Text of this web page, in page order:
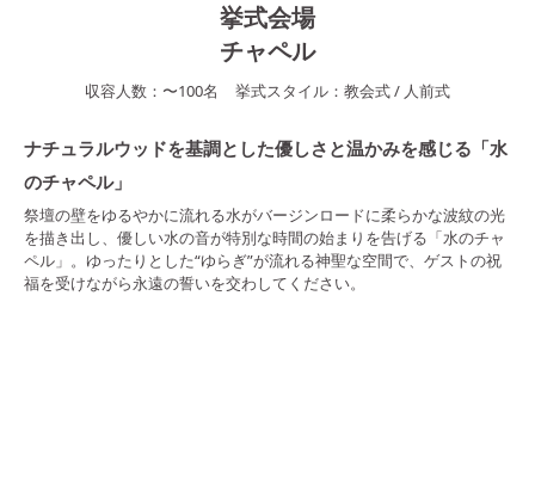
挙式会場
チャペル
収容人数： 〜100名 挙式スタイル： 教会式/ 人前式
ナチュラルウッドを基調とした優しさと温かみを感じる「水
のチャペル」
祭壇の壁をゆるやかに流れる水がバージンロードに柔らかな波紋の光
を描き出し、優しい水の音が特別な時間の始まりを告げる「水のチャ
ペル」。ゆったりとした“ゆらぎ”が流れる神聖な空間で、ゲストの祝
福を受けながら永遠の誓いを交わしてください。